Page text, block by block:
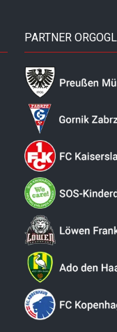
PARTNER